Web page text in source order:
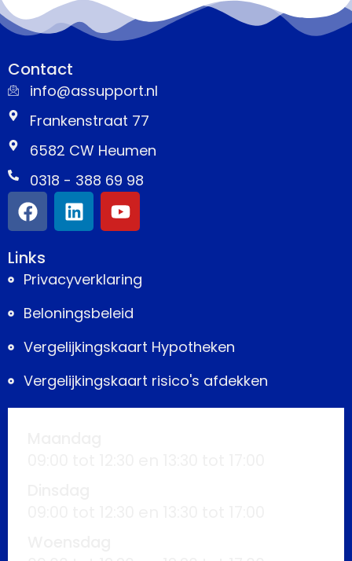
Contact
info@assupport.nl
Frankenstraat 77
6582 CW Heumen
0318 - 388 69 98
Links
Privacyverklaring
Beloningsbeleid
Vergelijkingskaart Hypotheken
Vergelijkingskaart risico's afdekken